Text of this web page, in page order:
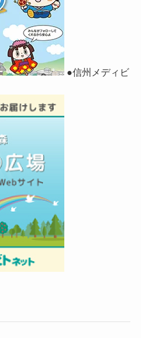
●信州メディビ